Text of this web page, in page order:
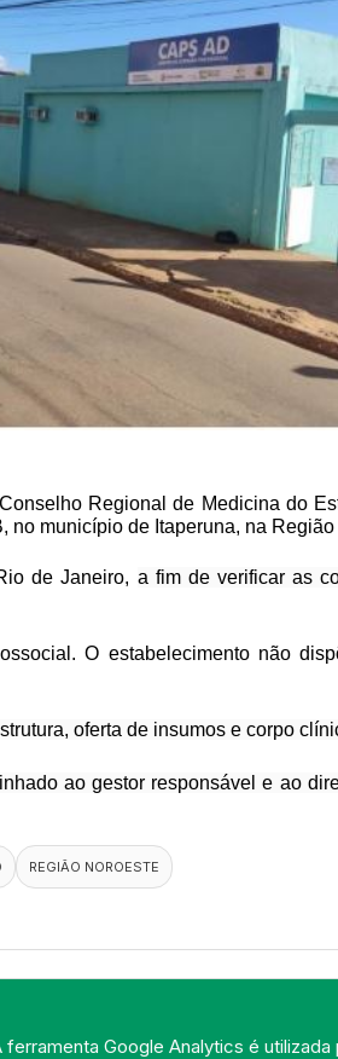
Google Analytics é
Regional de Medicina do
município de Itaperuna, na
de Janeiro, a fim de verificar as
O estabelecimento não
oferta de insumos e corpo
ao gestor responsável e ao
REGIÃO NOROESTE